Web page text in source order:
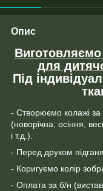
Опис
для
Під
- Створюємо колажі за
(новорічна, осіння,
і т.д.).
- Перед друком
- Коригуємо колір
- Оплата за б/н